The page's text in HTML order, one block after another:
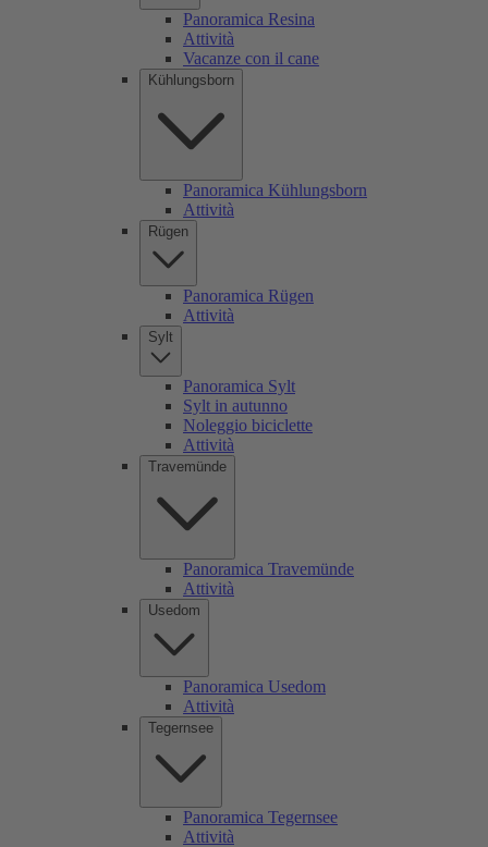
Panoramica Resina
Attività
Vacanze con il cane
Kühlungsborn
Panoramica Kühlungsborn
Attività
Rügen
Panoramica Rügen
Attività
Sylt
Panoramica Sylt
Sylt in autunno
Noleggio biciclette
Attività
Travemünde
Panoramica Travemünde
Attività
Usedom
Panoramica Usedom
Attività
Tegernsee
Panoramica Tegernsee
Attività